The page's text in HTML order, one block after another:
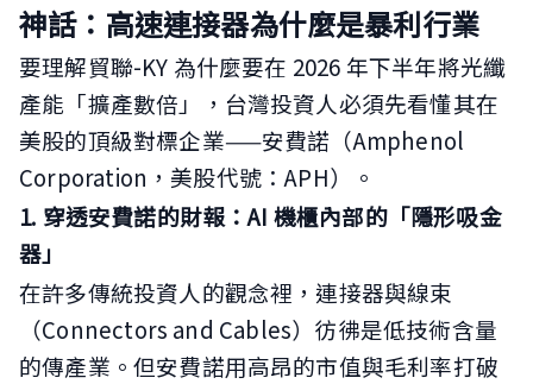
神話：高速連接器為什麼是暴利行業
要理解貿聯-KY 為什麼要在 2026 年下半年將光纖
產能「擴產數倍」，台灣投資人必須先看懂其在
美股的頂級對標企業——安費諾（Amphenol
Corporation，美股代號：APH）。
1. 穿透安費諾的財報：AI 機櫃內部的「隱形吸金
器」
在許多傳統投資人的觀念裡，連接器與線束
（Connectors and Cables）彷彿是低技術含量
的傳產業。但安費諾用高昂的市值與毛利率打破